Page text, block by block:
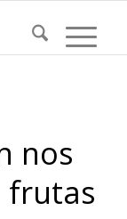
nos
frutas